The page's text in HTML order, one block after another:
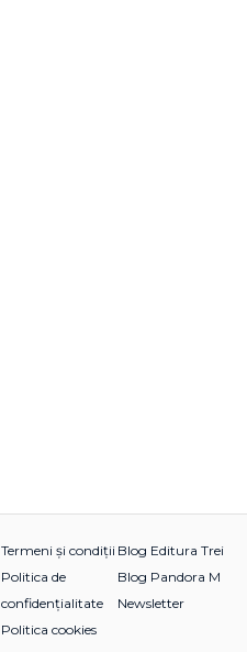
Termeni și condiții
Politica de
confidențialitate
Politica cookies
Blog Editura Trei
Blog Pandora M
Newsletter